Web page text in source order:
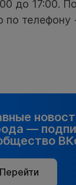
до 17:00.
по
—
Перейти